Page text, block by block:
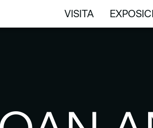
VISITA
VISITA